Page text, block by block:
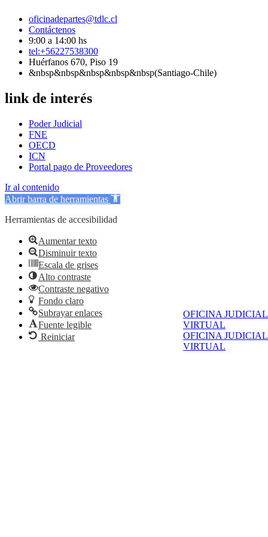
OFICINA JUDICIAL
VIRTUAL
OFICINA JUDICIAL
VIRTUAL
oficinadepartes@tdlc.cl
Contáctenos
9:00 a 14:00 hs
tel:+56227538300
Huérfanos 670, Piso 19
&nbsp&nbsp&nbsp&nbsp&nbsp(Santiago-Chile)
link de interés
Poder Judicial
FNE
OECD
ICN
Portal pago de Proveedores
Ir al contenido
Abrir barra de herramientas
Herramientas de accesibilidad
Aumentar texto
Disminuir texto
Escala de grises
Alto contraste
Contraste negativo
Fondo claro
Subrayar enlaces
Fuente legible
Reiniciar